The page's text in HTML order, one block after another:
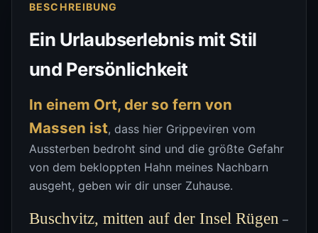
BESCHREIBUNG
Ein Urlaubserlebnis mit Stil
und Persönlichkeit
In einem Ort, der so fern von
Massen ist, dass hier Grippeviren vom
Aussterben bedroht sind und die größte Gefahr
von dem bekloppten Hahn meines Nachbarn
ausgeht, geben wir dir unser Zuhause.
Buschvitz, mitten auf der Insel Rügen –